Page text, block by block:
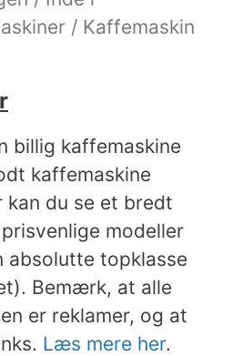
/ Kaffemaskin
billig kaffemaskine
kaffemaskine
kan du se et bredt
modeller
absolutte topklasse
Bemærk, at alle
er reklamer, og at
Læs mere her.